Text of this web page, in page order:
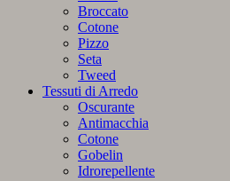
Broccato
Cotone
Pizzo
Seta
Tweed
Tessuti di Arredo
Oscurante
Antimacchia
Cotone
Gobelin
Idrorepellente